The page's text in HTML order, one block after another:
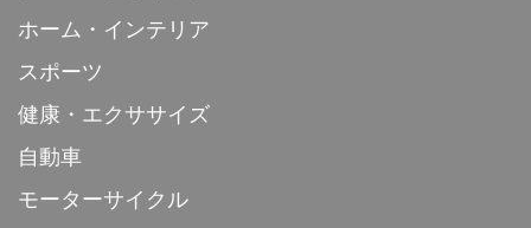
ホーム・インテリア
スポーツ
健康・エクササイズ
自動車
モーターサイクル